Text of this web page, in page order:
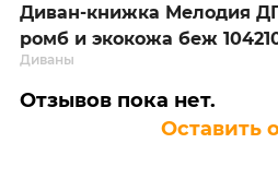
Диван-книжка Мелодия
ромб и экокожа беж
Диваны
Отзывов пока нет.
Оставить